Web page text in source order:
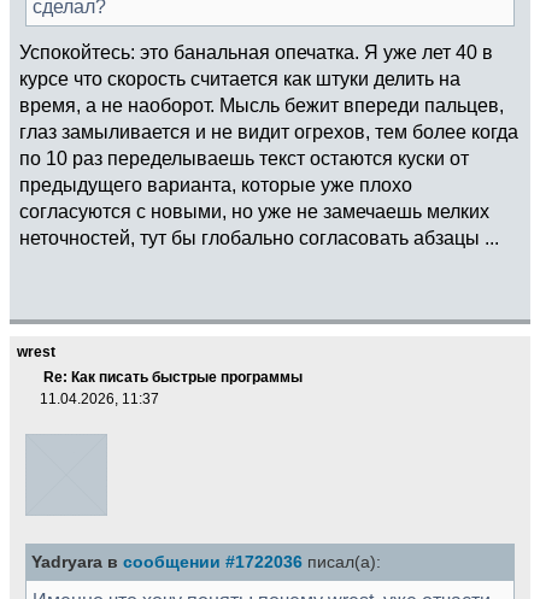
сделал?
Успокойтесь: это банальная опечатка. Я уже лет 40 в
курсе что скорость считается как штуки делить на
время, а не наоборот. Мысль бежит впереди пальцев,
глаз замыливается и не видит огрехов, тем более когда
по 10 раз переделываешь текст остаются куски от
предыдущего варианта, которые уже плохо
согласуются с новыми, но уже не замечаешь мелких
неточностей, тут бы глобально согласовать абзацы ...
wrest
Re: Как писать быстрые программы
11.04.2026, 11:37
Yadryara в сообщении #1722036 писал(а):